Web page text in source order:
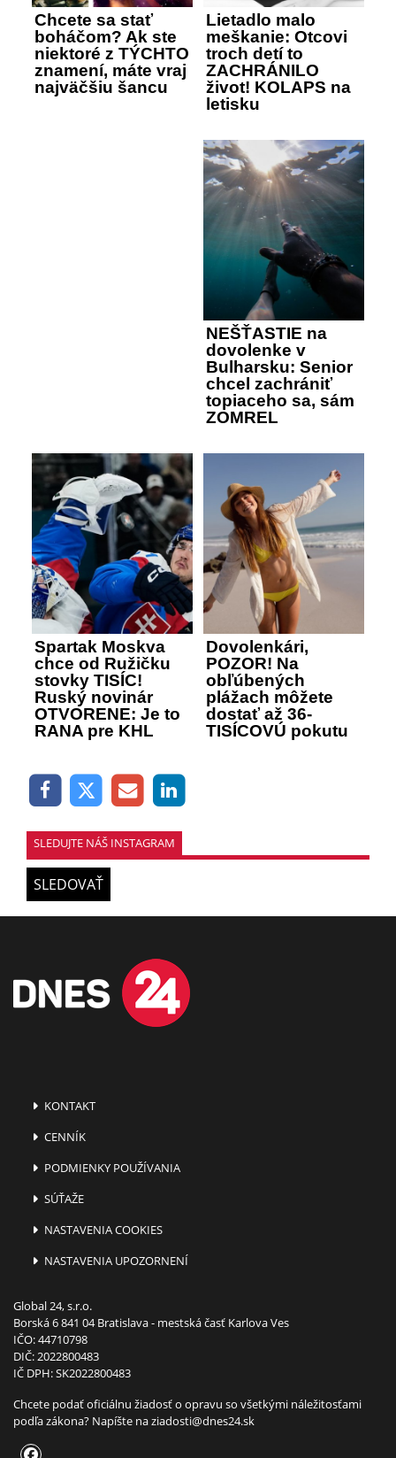
Chcete sa stať
boháčom? Ak ste
niektoré z TÝCHTO
znamení, máte vraj
najväčšiu šancu
Lietadlo malo
meškanie: Otcovi
troch detí to
ZACHRÁNILO
život! KOLAPS na
letisku
NEŠŤASTIE na
dovolenke v
Bulharsku: Senior
chcel zachrániť
topiaceho sa, sám
ZOMREL
Spartak Moskva
chce od Ružičku
stovky TISÍC!
Ruský novinár
OTVORENE: Je to
RANA pre KHL
Dovolenkári,
POZOR! Na
obľúbených
plážach môžete
dostať až 36-
TISÍCOVÚ pokutu
SLEDUJTE NÁŠ INSTAGRAM
SLEDOVAŤ
KONTAKT
CENNÍK
PODMIENKY POUŽÍVANIA
SÚŤAŽE
NASTAVENIA COOKIES
NASTAVENIA UPOZORNENÍ
Global 24, s.r.o.
Borská 6 841 04 Bratislava - mestská časť Karlova Ves
IČO: 44710798
DIČ: 2022800483
IČ DPH: SK2022800483
Chcete podať oficiálnu žiadosť o opravu so všetkými náležitosťami
podľa zákona? Napíšte naziadosti@dnes24.sk